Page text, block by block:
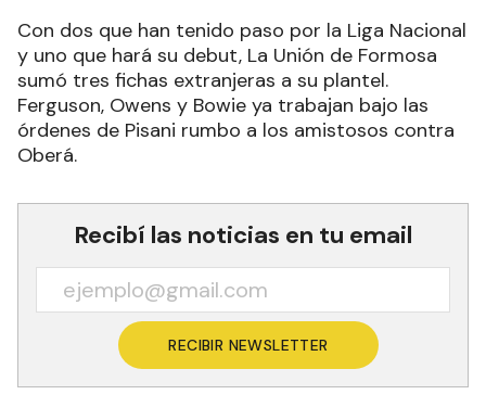
Con dos que han tenido paso por la Liga Nacional
y uno que hará su debut, La Unión de Formosa
sumó tres fichas extranjeras a su plantel.
Ferguson, Owens y Bowie ya trabajan bajo las
órdenes de Pisani rumbo a los amistosos contra
Oberá.
Recibí las noticias en tu email
RECIBIR NEWSLETTER